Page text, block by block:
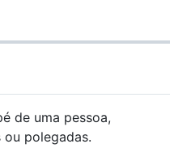
de uma pessoa,
polegadas.